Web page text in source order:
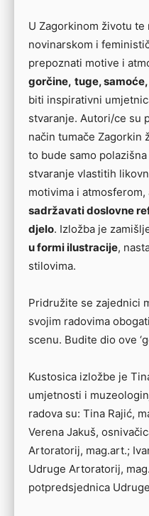
U Zagorkinom životu
novinarskom i
prepoznati motive i
gorčine, tuge,
biti inspirativni
stvaranje. Autori/ce su
način tumače Zagorkin
to bude samo
stvaranje vlastitih
motivima i atmosferom,
sadržavati doslovne
djelo. Izložba je
u formi ilustracije,
stilovima.
Pridružite se zajednici
svojim radovima
scenu. Budite dio ove
Kustosica izložbe je
umjetnosti i
radova su: Tina Rajić,
Verena Jakuš,
Artoratorij, mag.art.;
Udruge Artoratorij,
potpredsjednica